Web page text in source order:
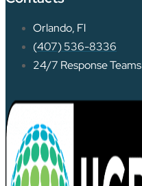
Orlando, Fl
(407) 536-8336
24/7 Response Teams